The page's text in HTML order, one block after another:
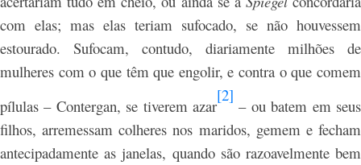
com elas; mas elas teriam sufocado, se não houvessem
estourado. Sufocam, contudo, diariamente milhões de
mulheres com o que têm que engolir, e contra o que comem
pílulas – Contergan, se tiverem azar
[2]
– ou batem em seus
filhos, arremessam colheres nos maridos, gemem e fecham
antecipadamente as janelas, quando são razoavelmente bem